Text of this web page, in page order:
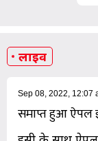
लाइव
Sep 08, 2022, 12:07
समाप्त हुआ ऐपल